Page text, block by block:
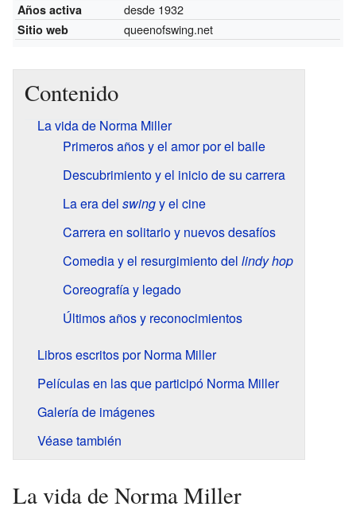
Años activa desde 1932
Sitio web queenofswing.net
Contenido
La vida de Norma Miller
Primeros años y el amor por el baile
Descubrimiento y el inicio de su carrera
La era del swingy el cine
Carrera en solitario y nuevos desafíos
Comedia y el resurgimiento del lindy hop
Coreografía y legado
Últimos años y reconocimientos
Libros escritos por Norma Miller
Películas en las que participó Norma Miller
Galería de imágenes
Véase también
La vida de Norma Miller